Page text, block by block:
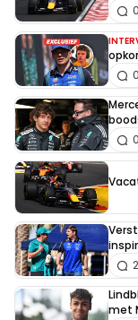
0
0
0
2
met